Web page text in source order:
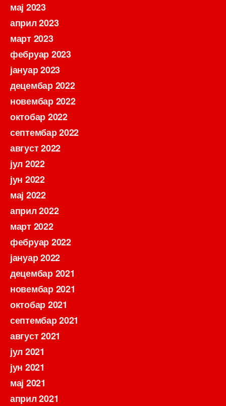
мај 2023
април 2023
март 2023
фебруар 2023
јануар 2023
децембар 2022
новембар 2022
октобар 2022
септембар 2022
август 2022
јул 2022
јун 2022
мај 2022
април 2022
март 2022
фебруар 2022
јануар 2022
децембар 2021
новембар 2021
октобар 2021
септембар 2021
август 2021
јул 2021
јун 2021
мај 2021
април 2021